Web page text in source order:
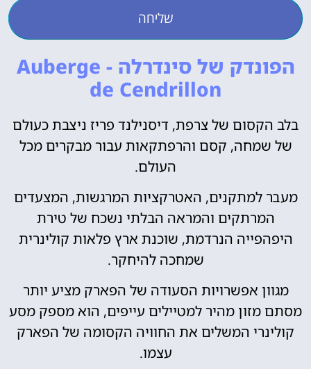
שליחה
הפונדק של סינדרלה - Auberge
de Cendrillon
בלב הקסום של צרפת, דיסנילנד פריז ניצבת כעולם
של שמחה, קסם והרפתקאות עבור מבקרים מכל
העולם.
מעבר למתקנים, האטרקציות המרגשות, המצעדים
המרתקים והמראה הבלתי נשכח של טירת
היפהפייה הנרדמת, שוכנת ארץ פלאות קולינרית
שמחכה להיחקר.
מגוון אפשרויות הסעודה של הפארק מציע יותר
מסתם מזון מהיר למטיילים עייפים, הוא מספק מסע
קולינרי המשלים את החוויה הקסומה של הפארק
עצמו.